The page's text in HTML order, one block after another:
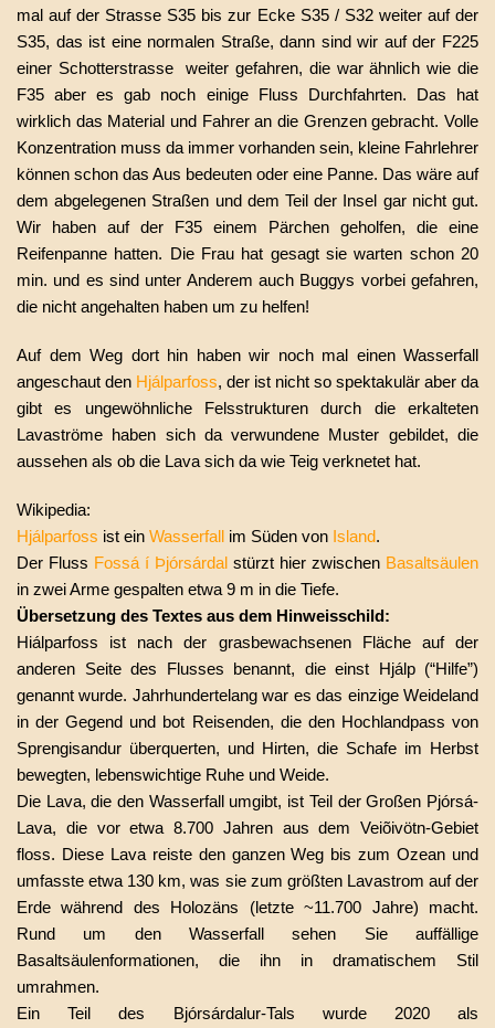
mal auf der Strasse S35 bis zur Ecke S35 / S32 weiter auf der
S35, das ist eine normalen Straße, dann sind wir auf der F225
einer Schotterstrasse weiter gefahren, die war ähnlich wie die
F35 aber es gab noch einige Fluss Durchfahrten. Das hat
wirklich das Material und Fahrer an die Grenzen gebracht. Volle
Konzentration muss da immer vorhanden sein, kleine Fahrlehrer
können schon das Aus bedeuten oder eine Panne. Das wäre auf
dem abgelegenen Straßen und dem Teil der Insel gar nicht gut.
Wir haben auf der F35 einem Pärchen geholfen, die eine
Reifenpanne hatten. Die Frau hat gesagt sie warten schon 20
min. und es sind unter Anderem auch Buggys vorbei gefahren,
die nicht angehalten haben um zu helfen!
Auf dem Weg dort hin haben wir noch mal einen Wasserfall
angeschaut den Hjálparfoss, der ist nicht so spektakulär aber da
gibt es ungewöhnliche Felsstrukturen durch die erkalteten
Lavaströme haben sich da verwundene Muster gebildet, die
aussehen als ob die Lava sich da wie Teig verknetet hat.
Wikipedia:
Hjálparfoss ist ein Wasserfall im Süden von Island.
Der Fluss Fossá í Þjórsárdal stürzt hier zwischen Basaltsäulen
in zwei Arme gespalten etwa 9 m in die Tiefe.
Übersetzung des Textes aus dem Hinweisschild:
Hiálparfoss ist nach der grasbewachsenen Fläche auf der
anderen Seite des Flusses benannt, die einst Hjálp (“Hilfe”)
genannt wurde. Jahrhundertelang war es das einzige Weideland
in der Gegend und bot Reisenden, die den Hochlandpass von
Sprengisandur überquerten, und Hirten, die Schafe im Herbst
bewegten, lebenswichtige Ruhe und Weide.
Die Lava, die den Wasserfall umgibt, ist Teil der Großen Pjórsá-
Lava, die vor etwa 8.700 Jahren aus dem Veiõivötn-Gebiet
floss. Diese Lava reiste den ganzen Weg bis zum Ozean und
umfasste etwa 130 km, was sie zum größten Lavastrom auf der
Erde während des Holozäns (letzte ~11.700 Jahre) macht.
Rund um den Wasserfall sehen Sie auffällige
Basaltsäulenformationen, die ihn in dramatischem Stil
umrahmen.
Ein Teil des Bjórsárdalur-Tals wurde 2020 als